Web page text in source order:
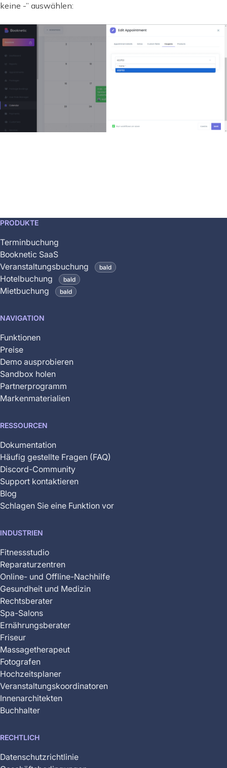
keine -” auswählen:
This
is
coming
soon
and
is
yet
available
PRODUKTE
Terminbuchung
Booknetic SaaS
Veranstaltungsbuchung
bald
Hotelbuchung bald
Mietbuchung bald
NAVIGATION
Funktionen
Preise
Demo ausprobieren
Sandbox holen
Partnerprogramm
Markenmaterialien
RESSOURCEN
Dokumentation
Häufig gestellte Fragen (FAQ)
Discord-Community
Support kontaktieren
Blog
Schlagen Sie eine Funktion vor
INDUSTRIEN
Fitnessstudio
Reparaturzentren
Online- und Offline-Nachhilfe
Gesundheit und Medizin
Rechtsberater
Spa-Salons
Ernährungsberater
Friseur
Massagetherapeut
Fotografen
Hochzeitsplaner
Veranstaltungskoordinatoren
Innenarchitekten
Buchhalter
RECHTLICH
Datenschutzrichtlinie